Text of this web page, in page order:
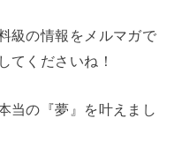
級の情報をメルマガで
てくださいね！
当の『夢』を叶えまし